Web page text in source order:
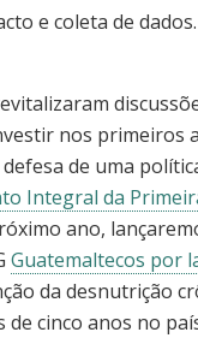
e coleta de dados.
nos primeiros
de uma
Integral da
ano,
Guatemaltecos por
da desnutrição
de cinco anos no